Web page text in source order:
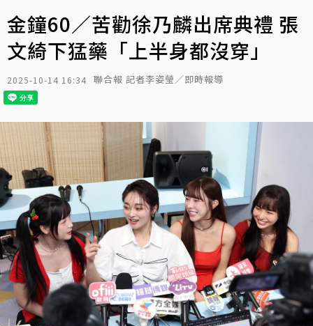
金鐘60／苦勸徐乃麟出席典禮 張
文綺下猛藥「上半身都沒穿」
2025-10-14 16:34 聯合報 記者李姿瑩／即時報導